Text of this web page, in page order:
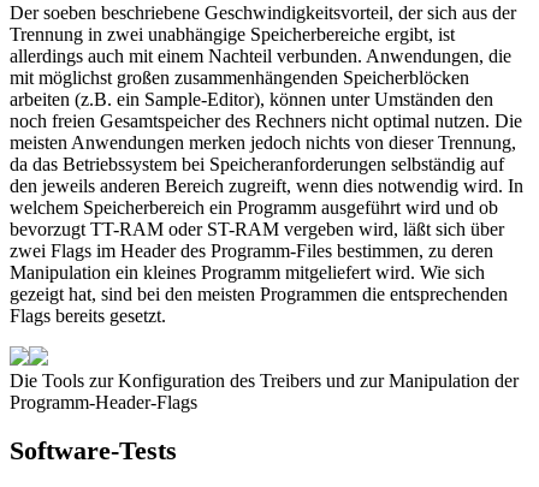
Der soeben beschriebene Geschwindigkeitsvorteil, der sich aus der
Trennung in zwei unabhängige Speicherbereiche ergibt, ist
allerdings auch mit einem Nachteil verbunden. Anwendungen, die
mit möglichst großen zusammenhängenden Speicherblöcken
arbeiten (z.B. ein Sample-Editor), können unter Umständen den
noch freien Gesamtspeicher des Rechners nicht optimal nutzen. Die
meisten Anwendungen merken jedoch nichts von dieser Trennung,
da das Betriebssystem bei Speicheranforderungen selbständig auf
den jeweils anderen Bereich zugreift, wenn dies notwendig wird. In
welchem Speicherbereich ein Programm ausgeführt wird und ob
bevorzugt TT-RAM oder ST-RAM vergeben wird, läßt sich über
zwei Flags im Header des Programm-Files bestimmen, zu deren
Manipulation ein kleines Programm mitgeliefert wird. Wie sich
gezeigt hat, sind bei den meisten Programmen die entsprechenden
Flags bereits gesetzt.
Die Tools zur Konfiguration des Treibers und zur Manipulation der
Programm-Header-Flags
Software-Tests